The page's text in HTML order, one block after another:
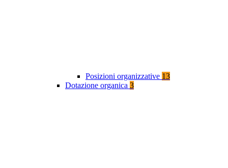
Posizioni organizzative 13
Dotazione organica 3